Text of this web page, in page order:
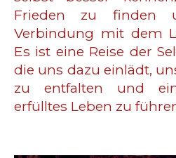
Frieden zu finden
Verbindung mit dem
Es ist eine Reise der
die uns dazu einlädt,
zu entfalten und
erfülltes Leben zu